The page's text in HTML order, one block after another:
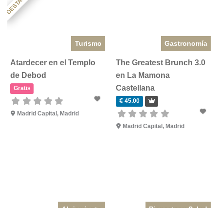
Turismo
Atardecer en el Templo
de Debod
Gratis
Madrid Capital , Madrid
Gastronomía
The Greatest Brunch 3.0
en La Mamona
Castellana
45.00
Madrid Capital , Madrid